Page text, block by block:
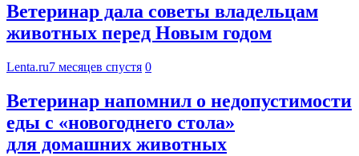
Ветеринар дала советы владельцам
животных перед Новым годом
Lenta.ru7 месяцев спустя 0
Ветеринар напомнил о недопустимости
еды с «новогоднего стола»
для домашних животных